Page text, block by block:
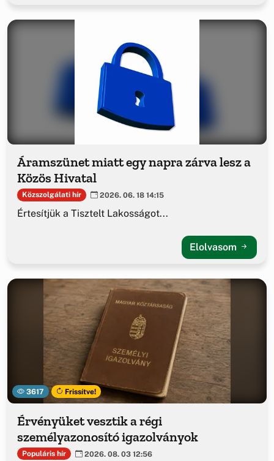
Áramszünet miatt egy napra zárva lesz a
Közös Hivatal
Közszolgálati hír 2026. 06. 18 14:15
Értesítjük a Tisztelt Lakosságot...
Elolvasom
3617 Frissítve!
Érvényüket vesztik a régi
személyazonosító igazolványok
Populáris hír 2026. 08. 03 12:56